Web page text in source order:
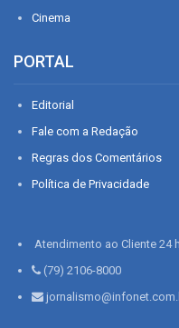
Cinema
PORTAL
Editorial
Fale com a Redação
Regras dos Comentários
Política de Privacidade
Atendimento ao Cliente 24
(79) 2106-8000